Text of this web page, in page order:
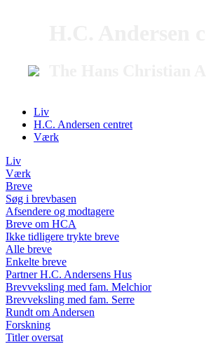
Liv
H.C. Andersen centret
Værk
Liv
Værk
Breve
Søg i brevbasen
Afsendere og modtagere
Breve om HCA
Ikke tidligere trykte breve
Alle breve
Enkelte breve
Partner H.C. Andersens Hus
Brevveksling med fam. Melchior
Brevveksling med fam. Serre
Rundt om Andersen
Forskning
Titler oversat